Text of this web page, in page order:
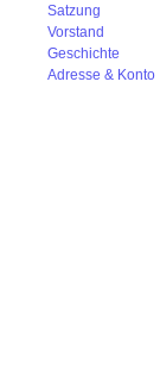
Satzung
Vorstand
Geschichte
Adresse & Konto